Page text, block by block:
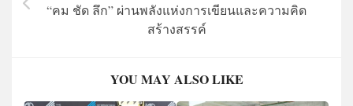
“คม ชัด ลึก” ผ่านพลังแห่งการเขียนและความคิด
สร้างสรรค์
YOU MAY ALSO LIKE